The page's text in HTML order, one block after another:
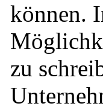
können.
zu